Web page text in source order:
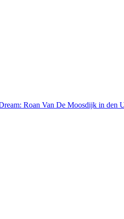
Roan Van De Moosdijk in den